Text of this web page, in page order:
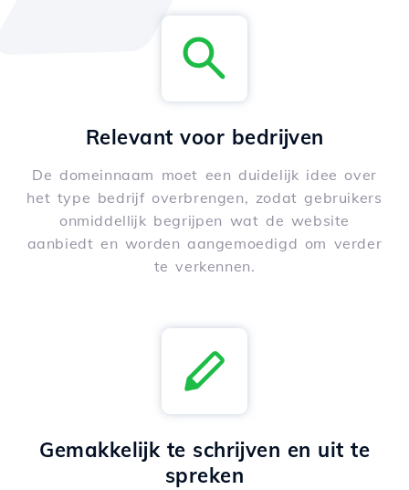
Relevant voor bedrijven
De domeinnaam moet een duidelijk idee over
het type bedrijf overbrengen, zodat gebruikers
onmiddellijk begrijpen wat de website
aanbiedt en worden aangemoedigd om verder
te verkennen.
Gemakkelijk te schrijven en uit te
spreken